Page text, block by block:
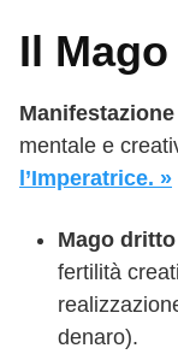
Il
mentale e
l’Imperatrice. »
Mago
fertilità
denaro).